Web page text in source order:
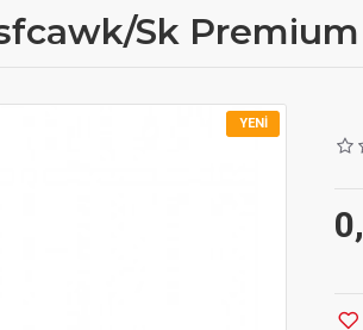
Sk
YENI